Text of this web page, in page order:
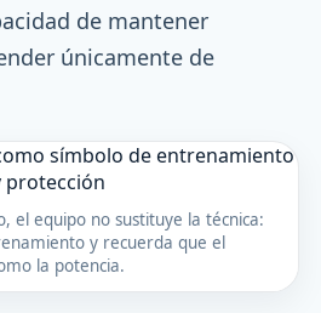
de mantener
únicamente de
el equipo no sustituye la técnica:
y recuerda que el
la potencia.